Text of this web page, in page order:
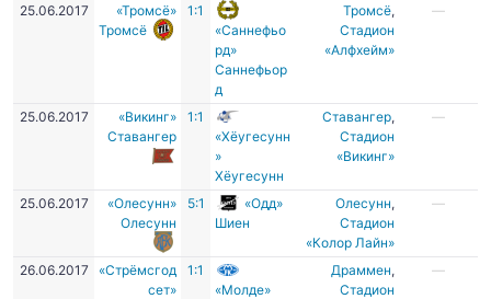
25.06.2017
«Тромсё»
Тромсё
1:1
«Саннефьо
рд»
Саннефьор
д
Тромсё,
Стадион
«Алфхейм»
—
25.06.2017
«Викинг»
Ставангер
1:1
«Хёугесунн
»
Хёугесунн
Ставангер,
Стадион
«Викинг»
—
25.06.2017
«Олесунн»
Олесунн
5:1
«Одд»
Шиен
Олесунн,
Cтадион
«Колор Лайн»
—
26.06.2017
«Стрёмсгод
сет»
1:1
«Молде»
Драммен,
Стадион
—